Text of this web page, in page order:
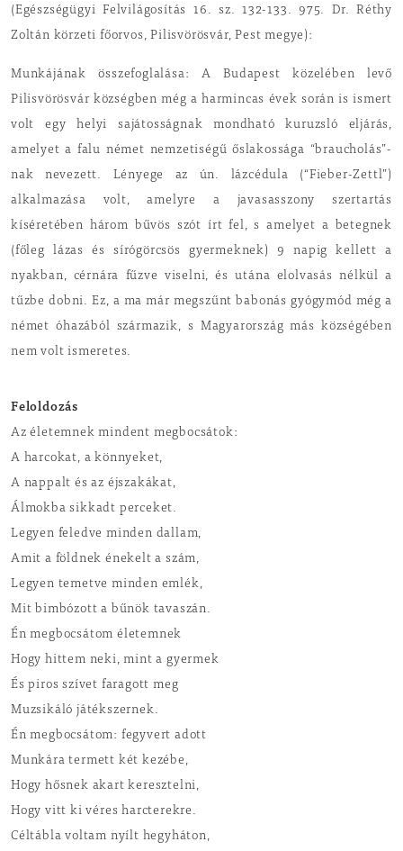
(Egészségügyi Felvilágosítás 16. sz. 132-133. 975. Dr. Réthy
Zoltán körzeti főorvos, Pilisvörösvár, Pest megye):
Munkájának összefoglalása: A Budapest közelében levő
Pilisvörösvár községben még a harmincas évek során is ismert
volt egy helyi sajátosságnak mondható kuruzsló eljárás,
amelyet a falu német nemzetiségű őslakossága “braucholás”-
nak nevezett. Lényege az ún. lázcédula (“Fieber-Zettl”)
alkalmazása volt, amelyre a javasasszony szertartás
kíséretében három bűvös szót írt fel, s amelyet a betegnek
(főleg lázas és sírógörcsös gyermeknek) 9 napig kellett a
nyakban, cérnára fűzve viselni, és utána elolvasás nélkül a
tűzbe dobni. Ez, a ma már megszűnt babonás gyógymód még a
német óhazából származik, s Magyarország más községében
nem volt ismeretes.
Feloldozás
Az életemnek mindent megbocsátok:
A harcokat, a könnyeket,
A nappalt és az éjszakákat,
Álmokba sikkadt perceket.
Legyen feledve minden dallam,
Amit a földnek énekelt a szám,
Legyen temetve minden emlék,
Mit bimbózott a bűnök tavaszán.
Én megbocsátom életemnek
Hogy hittem neki, mint a gyermek
És piros szívet faragott meg
Muzsikáló játékszernek.
Én megbocsátom: fegyvert adott
Munkára termett két kezébe,
Hogy hősnek akart keresztelni,
Hogy vitt ki véres harcterekre.
Céltábla voltam nyílt hegyháton,